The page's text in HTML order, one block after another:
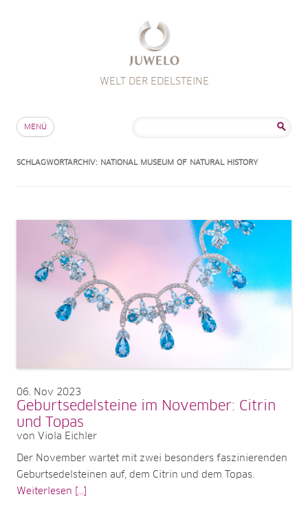
WELT DER EDELSTEINE
MENÜ
SCHLAGWORTARCHIV: NATIONAL MUSEUM OF NATURAL HISTORY
06 Nov 2023
Geburtsedelsteine im November: Citrin
und Topas
von Viola Eichler
Der November wartet mit zwei besonders faszinierenden
Geburtsedelsteinen auf, dem Citrin und dem Topas.
Weiterlesen [...]